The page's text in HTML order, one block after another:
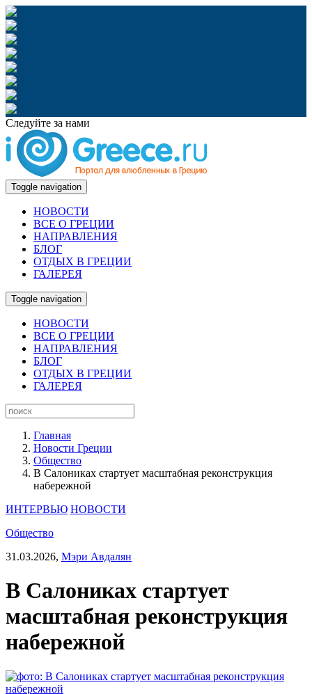
Следуйте за нами
Toggle navigation
НОВОСТИ
ВСЕ О ГРЕЦИИ
НАПРАВЛЕНИЯ
БЛОГ
ОТДЫХ В ГРЕЦИИ
ГАЛЕРЕЯ
Toggle navigation
НОВОСТИ
ВСЕ О ГРЕЦИИ
НАПРАВЛЕНИЯ
БЛОГ
ОТДЫХ В ГРЕЦИИ
ГАЛЕРЕЯ
Главная
Новости Греции
Общество
В Салониках стартует масштабная реконструкция
набережной
ИНТЕРВЬЮ НОВОСТИ
Общество
31.03.2026, Мэри Авдалян
В Салониках стартует
масштабная реконструкция
набережной